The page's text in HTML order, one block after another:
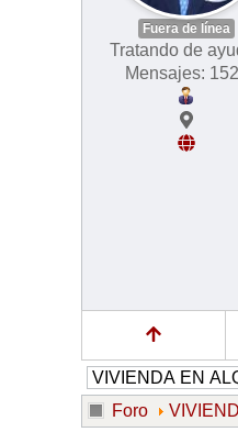
Fuera de línea
Tratando de
Mensajes:
Foro